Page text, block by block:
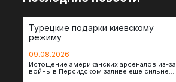
Турецкие подарки киевскому
режиму
09.08.2026
Истощение американских арсеналов из-за
войны в Персидском заливе еще сильнее